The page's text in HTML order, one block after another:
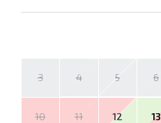
3 4 5 6
10 11 12 13